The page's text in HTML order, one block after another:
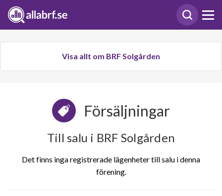
Visa allt om BRF Solgården
Försäljningar
Till salu i BRF Solgården
Det finns inga registrerade lägenheter till salu i denna
förening.